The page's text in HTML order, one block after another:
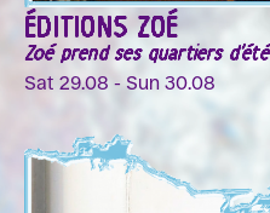
ÉDITIONS ZOÉ
Zoé prend ses quartiers d'été
Sat 29.08 - Sun 30.08